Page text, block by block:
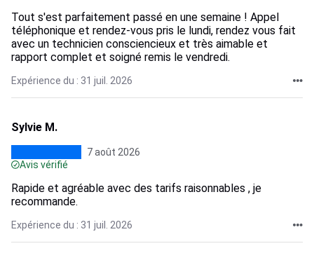
Tout s'est parfaitement passé en une semaine ! Appel
téléphonique et rendez-vous pris le lundi, rendez vous fait
avec un technicien consciencieux et très aimable et
rapport complet et soigné remis le vendredi.
Expérience du : 31 juil. 2026
Sylvie M.
7 août 2026
Avis vérifié
Rapide et agréable avec des tarifs raisonnables , je
recommande.
Expérience du : 31 juil. 2026